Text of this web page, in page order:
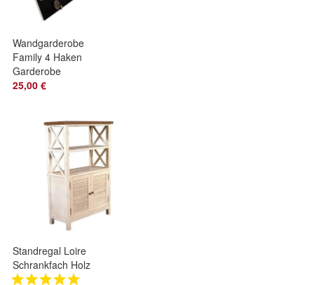
Wandgarderobe
Family 4 Haken
Garderobe
Landhaus
25,00 €
Standregal Loire
Schrankfach Holz
Landhaus Stil